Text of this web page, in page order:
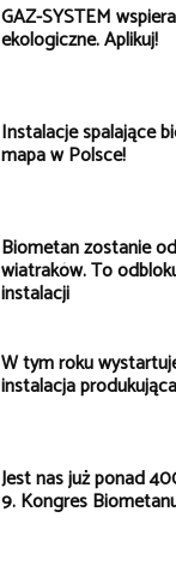
GAZ-SYSTEM
ekologiczne. Aplikuj!
Instalacje spalające
mapa w Polsce!
Biometan zostanie
wiatraków. To
instalacji
W tym roku
instalacja
Jest nas już ponad
9. Kongres